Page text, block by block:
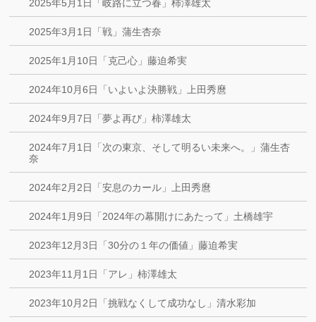
2025年5月1日「岐路に立つ春」柿澤雄太
2025年3月1日「戦」蒲生杏奈
2025年1月10日「克己心」藤迫希実
2024年10月6日「いよいよ決勝戦」上田秀麿
2024年9月7日「夢よ再び」柿澤雄太
2024年7月1日「次の東京、そして明るい未来へ。」蒲生杏
奈
2024年2月2日「安息のカール」上田秀麿
2024年1月9日「2024年の幕開けにあたって」土橋雄宇
2023年12月3日「30分の１年の価値」藤迫希実
2023年11月1日「アレ」柿澤雄太
2023年10月2日「挑戦なくして成功なし」清水彩加